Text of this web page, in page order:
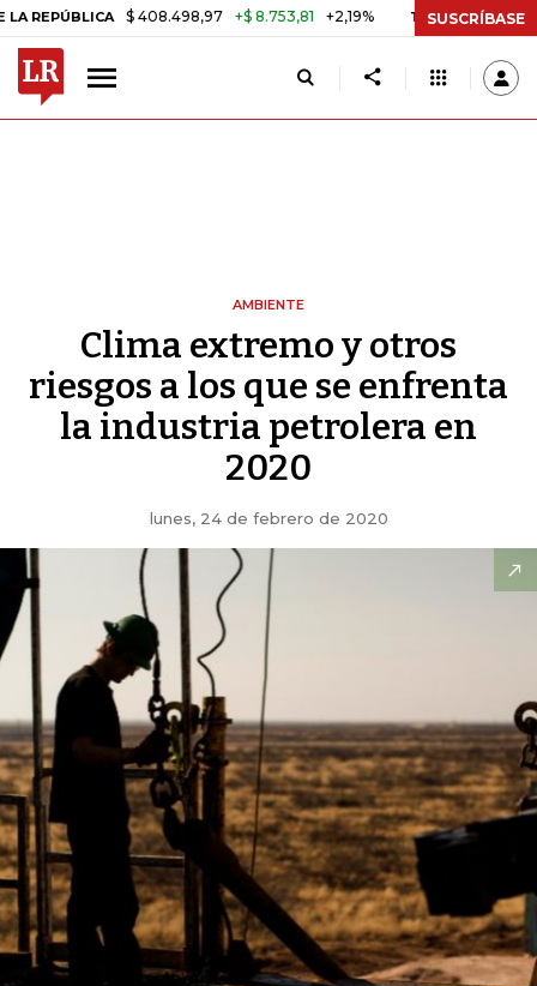
$ 408.498,97 +$ 8.753,81 +2,19% TASA DE USURASUSCRÍBASE
AMBIENTE
Clima extremo y otros
riesgos a los que se enfrenta
la industria petrolera en
2020
lunes, 24 de febrero de 2020